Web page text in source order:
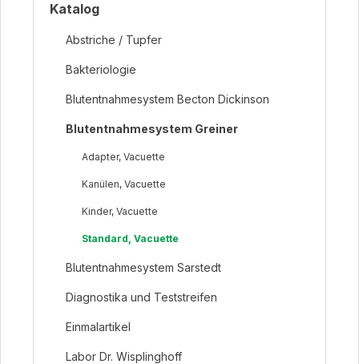
Katalog
Abstriche / Tupfer
Bakteriologie
Blutentnahmesystem Becton Dickinson
Blutentnahmesystem Greiner
Adapter, Vacuette
Kanülen, Vacuette
Kinder, Vacuette
Standard, Vacuette
Blutentnahmesystem Sarstedt
Diagnostika und Teststreifen
Einmalartikel
Labor Dr. Wisplinghoff